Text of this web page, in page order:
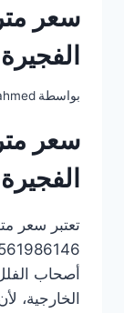
سعر
الفجيرة
بواسطة
سعر
الفجيرة
تعتبر سعر
أصحاب
الخارجية،